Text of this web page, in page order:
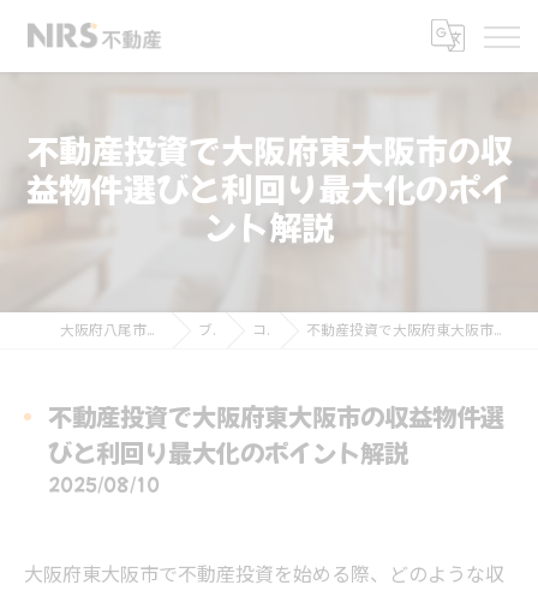
不動産投資で大阪府東大阪市の収
益物件選びと利回り最大化のポイ
ント解説
大阪府八尾市の不動産ならNRS不動産 ブログ コラム 不動産投資で大阪府東大阪市の収益物件選びと利回り最大化のポイント解説
不動産投資で大阪府東大阪市の収益物件選
びと利回り最大化のポイント解説
2025/08/10
大阪府東大阪市で不動産投資を始める際、どのような収